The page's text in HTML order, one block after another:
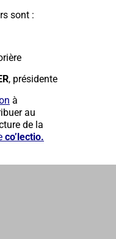
sont :
, présidente
à
au
de la
co’lectio.